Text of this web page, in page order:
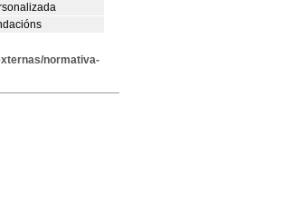
normativa-